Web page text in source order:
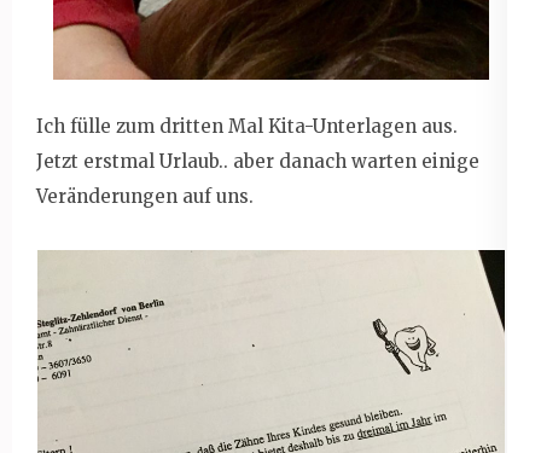
Ich fülle zum dritten Mal Kita-Unterlagen aus.
Jetzt erstmal Urlaub.. aber danach warten einige
Veränderungen auf uns.